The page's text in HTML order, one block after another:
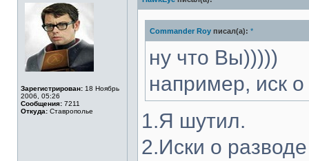
в
сети
Зарегистрирован: 18 Ноябрь
2006, 05:26
Сообщения: 7211
Откуда: Ставрополье
Commander Roy писал(а): *
ну что Вы)))))
например, иск
1.Я шутил.
2.Иски о